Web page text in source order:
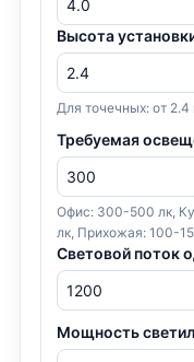
Высота
Для точечных: от
Требуемая
Офис: 300-500 лк,
лк, Прихожая: 100-
Световой поток
Мощность